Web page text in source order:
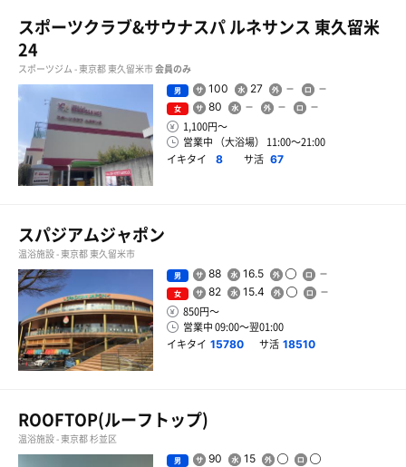
スポーツクラブ&サウナスパ ルネサンス 東久留米
24
スポーツジム - 東京都 東久留米市会員のみ
男 100 27
女 80
1,100円〜
営業中 （大浴場） 11:00〜21:00
イキタイ
8 サ活 67
スパジアムジャポン
温浴施設 - 東京都 東久留米市
男 88 16.5
女 82 15.4
850円〜
営業中 09:00〜翌01:00
イキタイ 15780 サ活 18510
ROOFTOP(ルーフトップ)
温浴施設 - 東京都 杉並区
男 90 15